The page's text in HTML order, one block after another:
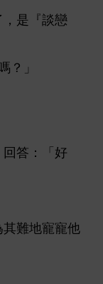
，
『談戀
？」
回答：「好
其難
寵寵